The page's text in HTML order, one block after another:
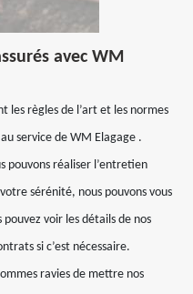
avec WM
les règles de l’art et les normes
service de WM Elagage .
pouvons réaliser l’entretien
sérénité, nous pouvons vous
voir les détails de nos
si c’est nécessaire.
ravies de mettre nos